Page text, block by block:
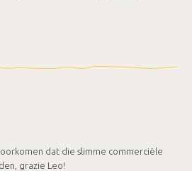
dat die slimme commerciële
grazie Leo!